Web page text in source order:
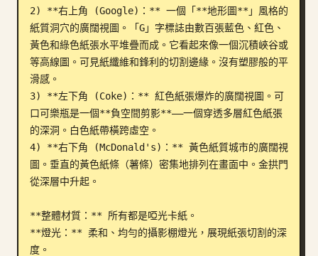
2) **右上角 (Google)：** 一個「**地形圖**」風格的
紙質洞穴的廣闊視圖。「G」字標誌由數百張藍色、紅色、
黃色和綠色紙張水平堆疊而成。它看起來像一個沉積峽谷或
等高線圖。可見紙纖維和鋒利的切割邊緣。沒有塑膠般的平
滑感。
3) **左下角 (Coke)：** 紅色紙張爆炸的廣闊視圖。可
口可樂瓶是一個**負空間剪影**——一個穿透多層紅色紙張
的深洞。白色紙帶橫跨虛空。
4) **右下角 (McDonald's)：** 黃色紙質城市的廣闊視
圖。垂直的黃色紙條（薯條）密集地排列在畫面中。金拱門
從深層中升起。
**整體材質：** 所有都是啞光卡紙。
**燈光：** 柔和、均勻的攝影棚燈光，展現紙張切割的深
度。